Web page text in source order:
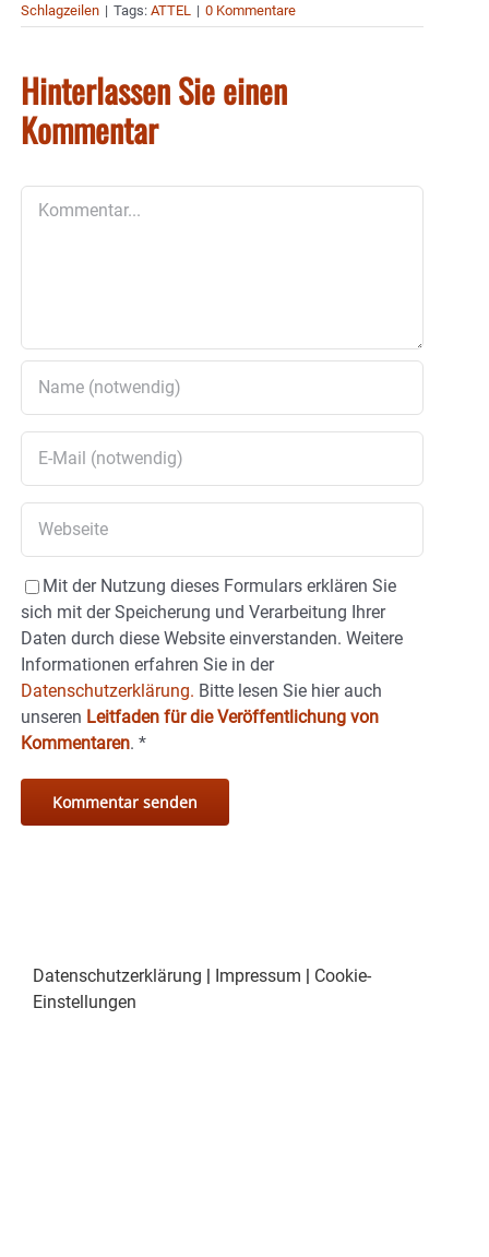
Schlagzeilen | Tags: ATTEL | 0 Kommentare
Hinterlassen Sie einen
Kommentar
Mit der Nutzung dieses Formulars erklären Sie
sich mit der Speicherung und Verarbeitung Ihrer
Daten durch diese Website einverstanden. Weitere
Informationen erfahren Sie in der
Datenschutzerklärung. Bitte lesen Sie hier auch
unseren Leitfaden für die Veröffentlichung von
Kommentaren. *
Datenschutzerklärung | Impressum | Cookie-
Einstellungen